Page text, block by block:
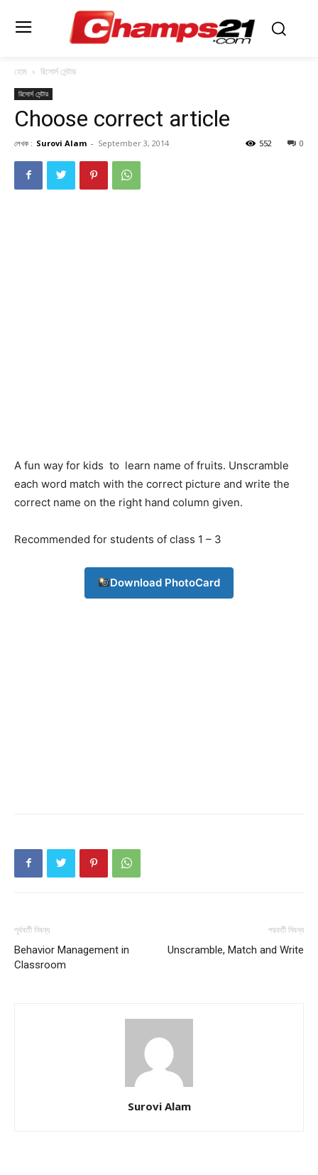
হোম রিসোর্স সেন্টার
রিসোর্স সেন্টার
Choose correct article
লেখক : Surovi Alam - September 3, 2014 0
552
A fun way for kids to learn name of fruits. Unscramble
each word match with the correct picture and write the
correct name on the right hand column given.
Recommended for students of class 1 – 3
Download PhotoCard
পূর্ববর্তী নিবন্ধ
Behavior Management in
Classroom
পরবর্তী নিবন্ধ
Unscramble, Match and Write
Surovi Alam